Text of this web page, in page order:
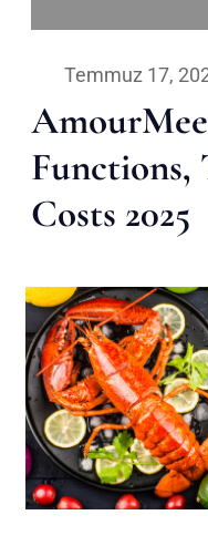
Temmuz 17,
Functions,
Costs 2025